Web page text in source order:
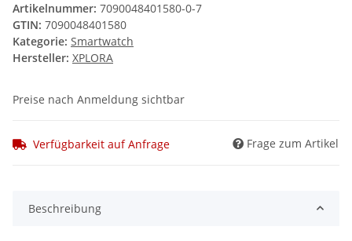
Artikelnummer: 7090048401580-0-7
GTIN: 7090048401580
Kategorie: Smartwatch
Hersteller: XPLORA
Preise nach Anmeldung sichtbar
Verfügbarkeit auf Anfrage Frage zum Artikel
Beschreibung